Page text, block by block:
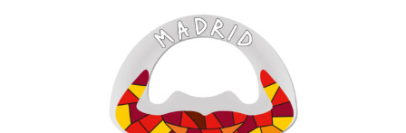
Abridores
Tazas